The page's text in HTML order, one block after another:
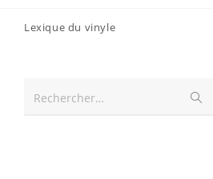
Lexique du vinyle
Rechercher…
la